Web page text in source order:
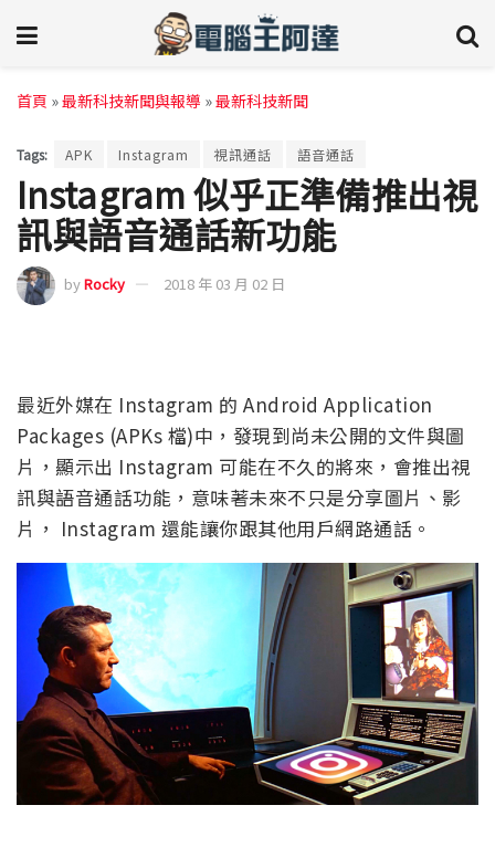
首頁 »最新科技新聞與報導 »最新科技新聞
Tags: APK Instagram 視訊通話 語音通話
Instagram 似乎正準備推出視
訊與語音通話新功能
byRocky 2018 年 03 月 02 日
最近外媒在 Instagram 的 Android Application
Packages (APKs 檔)中，發現到尚未公開的文件與圖
片，顯示出 Instagram 可能在不久的將來，會推出視
訊與語音通話功能，意味著未來不只是分享圖片、影
片， Instagram 還能讓你跟其他用戶網路通話。